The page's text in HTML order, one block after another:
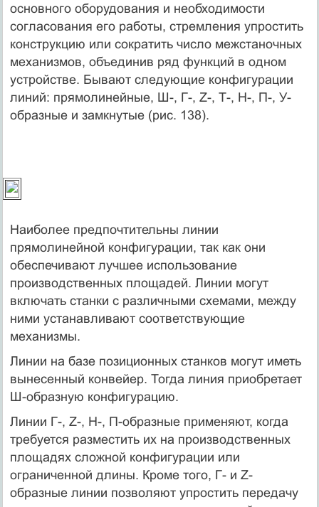
основного оборудования и необходимости
согласования его работы, стремления упростить
конструкцию или сократить число межстаночных
механизмов, объединив ряд функций в одном
устройстве. Бывают следующие конфигурации
линий: прямолиней­ные, Ш-, Г-, Z-, Т-, Н-, П-, У-
образные и замкнутые (рис. 138).
Наиболее предпочтительны линии
прямолинейной конфигура­ции, так как они
обеспечивают лучшее использование
производст­венных площадей. Линии могут
включать станки с различными схе­мами, между
ними устанавливают соответствующие
механизмы.
Линии на базе позиционных станков могут иметь
вынесенный конвейер. Тогда линия приобретает
Ш-образную конфигурацию.
Линии Г-, Z-, Н-, П-образные применяют, когда
требуется раз­местить их на производственных
площадях сложной конфигурации или
ограниченной длины. Кроме того, Г- и Z-
образные линии по­зволяют упростить передачу